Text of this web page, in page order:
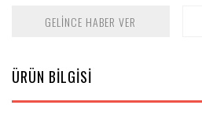
GELİNCE HABER VER
ÜRÜN BİLGİSİ